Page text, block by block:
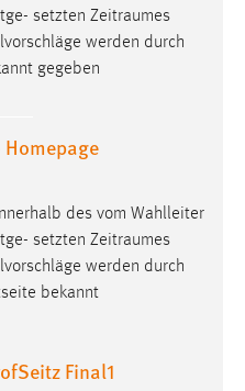
setzten Zeitraumes
werden durch
gegeben
des vom Wahlleiter
setzten Zeitraumes
werden durch
bekannt
Final1
nutzen.